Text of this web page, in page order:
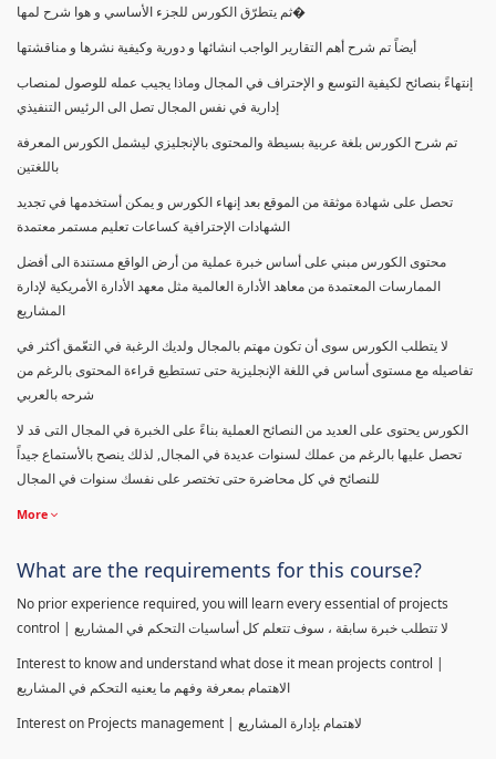
ثم يتطرّق الكورس للجزء الأساسي و هوا شرح لمها�
أيضاً تم شرح أهم التقارير الواجب انشائها و دورية وكيفية نشرها و مناقشتها
إنتهاءً بنصائح لكيفية التوسع و الإحتراف في المجال وماذا يجيب عمله للوصول لمنصاب
إدارية في نفس المجال تصل الى الرئيس التنفيذي
تم شرح الكورس بلغة عربية بسيطة والمحتوى بالإنجليزي ليشمل الكورس المعرفة
باللغتين
تحصل على شهادة موثقة من الموقع بعد إنهاء الكورس و يمكن أستخدمها في تجديد
الشهادات الإحترافية كساعات تعليم مستمر معتمدة
محتوى الكورس مبني على أساس خبرة عملية من أرض الواقع مستندة الى أفضل
الممارسات المعتمدة من معاهد الأدارة العالمية مثل معهد الأدارة الأمريكية لإدارة
المشاريع
لا يتطلب الكورس سوى أن تكون مهتم بالمجال ولديك الرغبة في التعّمق أكثر في
تفاصيله مع مستوى أساس في اللغة الإنجليزية حتى تستطيع قراءة المحتوى بالرغم من
شرحه بالعربي
الكورس يحتوى على العديد من النصائح العملية بناءً على الخبرة في المجال التى قد لا
تحصل عليها بالرغم من عملك لسنوات عديدة في المجال, لذلك ينصح بالأستماع جيداً
للنصائح في كل محاضرة حتى تختصر على نفسك سنوات في المجال
More
What are the requirements for this course?
No prior experience required, you will learn every essential of projects
control | لا تتطلب خبرة سابقة ، سوف تتعلم كل أساسيات التحكم في المشاريع
Interest to know and understand what dose it mean projects control |
الاهتمام بمعرفة وفهم ما يعنيه التحكم في المشاريع
Interest on Projects management | لاهتمام بإدارة المشاريع